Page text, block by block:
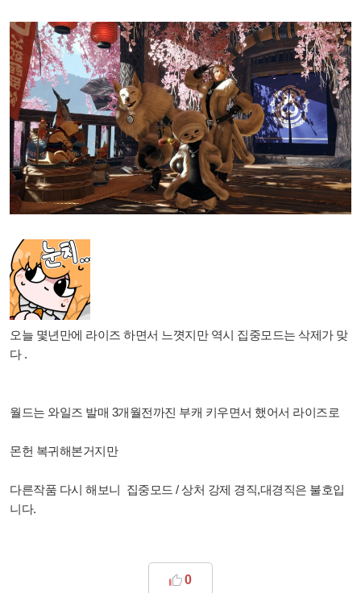
오늘 몇년만에 라이즈 하면서 느꼇지만 역시 집중모드는 삭제가 맞
다 .
월드는 와일즈 발매 3개월전까진 부캐 키우면서 했어서 라이즈로
몬헌 복귀해본거지만
다른작품 다시 해보니 집중모드 / 상처 강제 경직,대경직은 불호입
니다.
0